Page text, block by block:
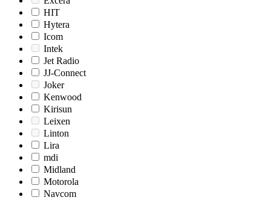
HIT
Hytera
Icom
Intek
Jet Radio
JJ-Connect
Joker
Kenwood
Kirisun
Leixen
Linton
Lira
mdi
Midland
Motorola
Navcom